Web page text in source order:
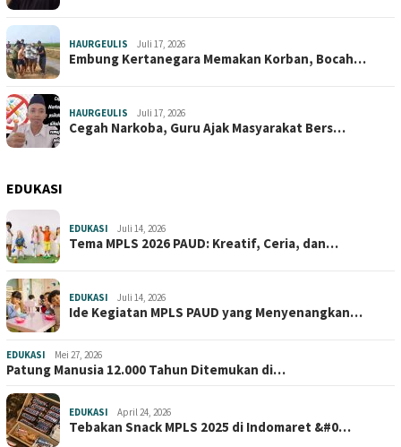
HAURGEULIS Juli 17, 2026
Embung Kertanegara Memakan Korban, Bocah…
HAURGEULIS Juli 17, 2026
Cegah Narkoba, Guru Ajak Masyarakat Bers…
EDUKASI
EDUKASI Juli 14, 2026
Tema MPLS 2026 PAUD: Kreatif, Ceria, dan…
EDUKASI Juli 14, 2026
Ide Kegiatan MPLS PAUD yang Menyenangkan…
EDUKASI Mei 27, 2026
Patung Manusia 12.000 Tahun Ditemukan di…
EDUKASI April 24, 2026
Tebakan Snack MPLS 2025 di Indomaret &#0…